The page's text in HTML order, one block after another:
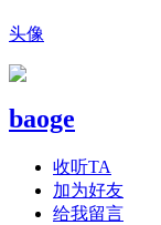
头像
baoge
收听TA
加为好友
给我留言